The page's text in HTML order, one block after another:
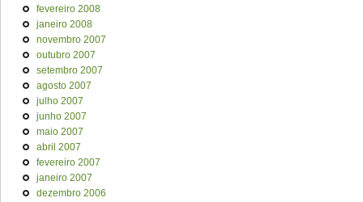
fevereiro 2008
janeiro 2008
novembro 2007
outubro 2007
setembro 2007
agosto 2007
julho 2007
junho 2007
maio 2007
abril 2007
fevereiro 2007
janeiro 2007
dezembro 2006